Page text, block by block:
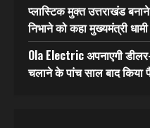
प्लास्टिक मुक्त उत्तराखंड
निभाने को कहा मुख्यमंत्री
Ola Electric अपनाएगी
चलाने के पांच साल बाद किया